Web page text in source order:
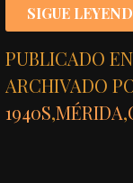
SIGUE
PUBLICADO
ARCHIVADO
1940S,MÉRIDA,